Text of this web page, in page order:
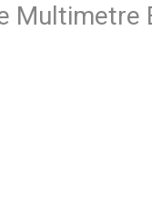
Multimetre